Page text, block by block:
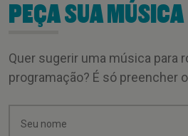
PEÇA SUA MÚSICA
Quer sugerir uma música para
programação? É só preencher